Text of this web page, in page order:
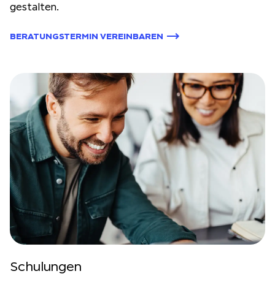
gestalten.
BERATUNGSTERMIN VEREINBAREN
Schulungen